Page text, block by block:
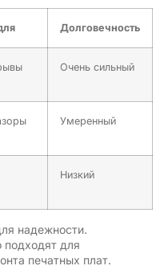
Долговечность
Очень сильный
Умеренный
Низкий
надежности.
подходят для
печатных плат.